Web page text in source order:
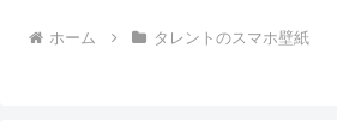
ホーム タレントのスマホ壁紙